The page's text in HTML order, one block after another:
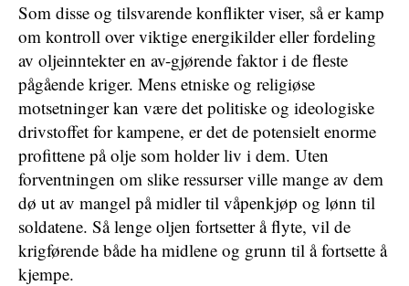
Som disse og tilsvarende konflikter viser, så er kamp
om kontroll over viktige energikilder eller fordeling
av oljeinntekter en av-gjørende faktor i de fleste
pågående kriger. Mens etniske og religiøse
motsetninger kan være det politiske og ideologiske
drivstoffet for kampene, er det de potensielt enorme
profittene på olje som holder liv i dem. Uten
forventningen om slike ressurser ville mange av dem
dø ut av mangel på midler til våpenkjøp og lønn til
soldatene. Så lenge oljen fortsetter å flyte, vil de
krigførende både ha midlene og grunn til å fortsette å
kjempe.